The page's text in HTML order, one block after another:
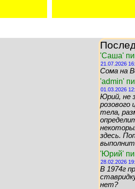
'Саша'
21.07.2026
Сома на
'admin'
01.03.2026
Юрий, не
розового
тела,
здесь.
'Юрий'
28.02.2026
В 1974г
нет?